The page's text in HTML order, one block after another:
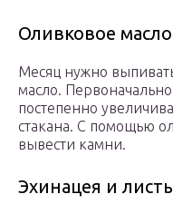
Оливковое масло
Месяц нужно
масло.
постепенно
стакана. С помощью
вывести камни.
Эхинацея и